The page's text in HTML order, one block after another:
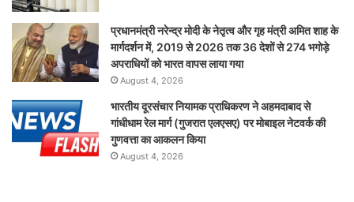
प्रधानमंत्री नरेन्द्र मोदी के नेतृत्व और गृह मंत्री अमित शाह के
मार्गदर्शन में, 2019 से 2026 तक 36 देशों से 274 भगोड़े
अपराधियों को भारत वापस लाया गया
August 4, 2026
भारतीय दूरसंचार नियामक प्राधिकरण ने अहमदाबाद से
गांधीधाम रेल मार्ग (गुजरात एलएसए) पर मोबाइल नेटवर्क की
गुणवत्ता का आकलन किया
August 4, 2026